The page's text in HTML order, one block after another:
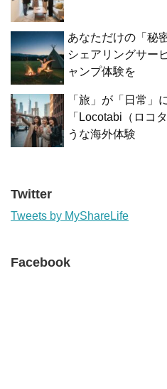
あなただけの「秘
シェアリングサー
ャンプ体験を
「旅」が「日常」
「Locotabi（ロコ
うな海外体験
Twitter
Tweets by MyShareLife
Facebook